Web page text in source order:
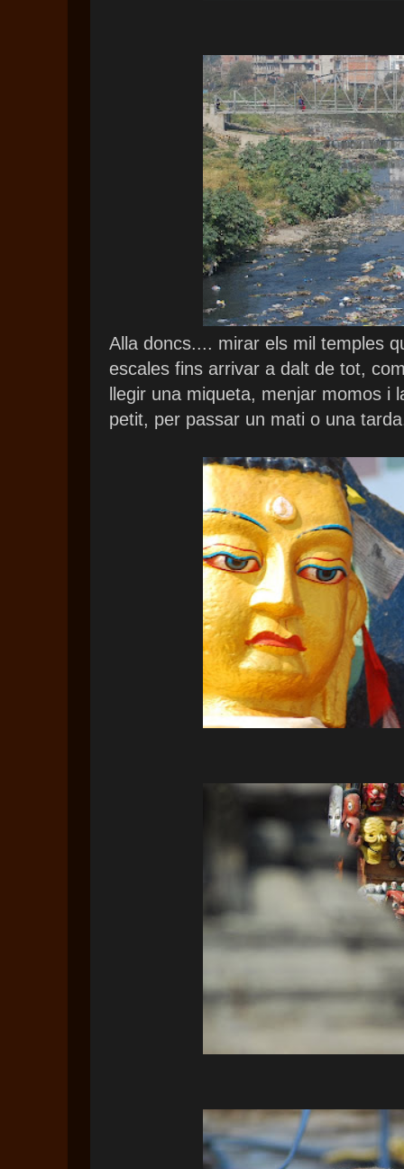
Alla doncs.... mirar els mil temples
escales fins arrivar a dalt de tot,
llegir una miqueta, menjar momos i
petit, per passar un mati o una